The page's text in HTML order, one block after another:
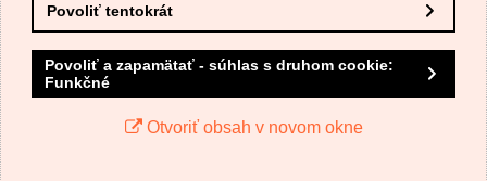
Odoslať
Povoliť tentokrát
Povoliť a zapamätať - súhlas s druhom cookie:
Funkčné
Otvoriť obsah v novom okne